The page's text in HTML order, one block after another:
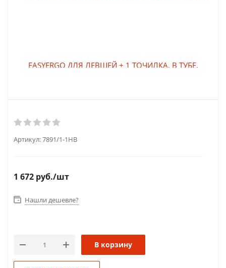
Артикул:7891/1-1НВ
1 672 руб./шт
Нашли дешевле?
В корзину